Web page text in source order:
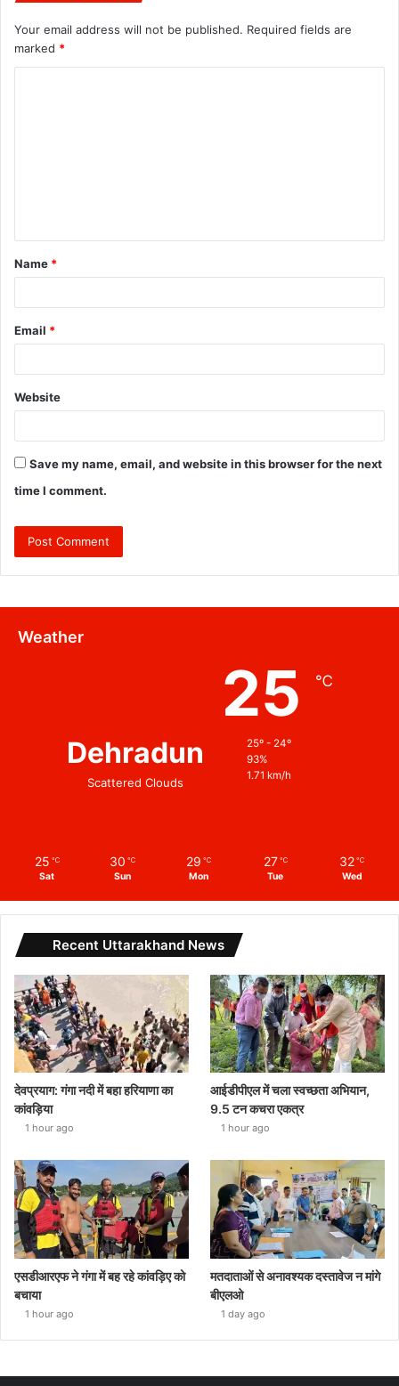
Your email address will not be published. Required fields are
marked *
t
*
Name *
Email *
Website
Save my name, email, and website in this browser for the next
time I comment.
Weather
Dehradun
Scattered Clouds
25 ℃
25º - 24º
93%
1.71 km/h
25 ℃
Sat
30 ℃
Sun
29 ℃
Mon
27 ℃
Tue
32 ℃
Wed
Recent Uttarakhand News
देवप्रयाग: गंगा नदी में बहा हरियाणा का
कांवड़िया
1 hour ago
आईडीपीएल में चला स्वच्छता अभियान,
9.5 टन कचरा एकत्र
1 hour ago
एसडीआरएफ ने गंगा में बह रहे कांवड़िए को
बचाया
1 hour ago
मतदाताओं से अनावश्यक दस्तावेज न मांगे
बीएलओ
1 day ago